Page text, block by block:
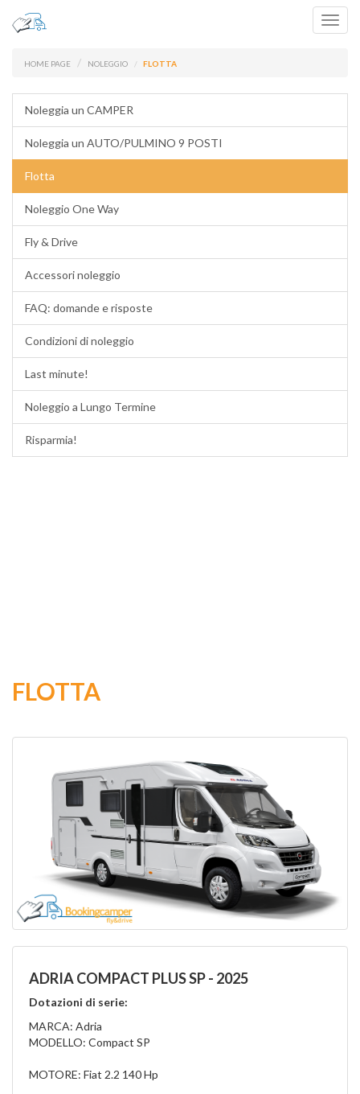
HOME PAGE NOLEGGIO FLOTTA
Noleggia un CAMPER
Noleggia un AUTO/PULMINO 9 POSTI
Flotta
Noleggio One Way
Fly & Drive
Accessori noleggio
FAQ: domande e risposte
Condizioni di noleggio
Last minute!
Noleggio a Lungo Termine
Risparmia!
FLOTTA
ADRIA COMPACT PLUS SP - 2025
Dotazioni di serie:
MARCA: Adria
MODELLO: Compact SP
MOTORE: Fiat 2.2 140 Hp